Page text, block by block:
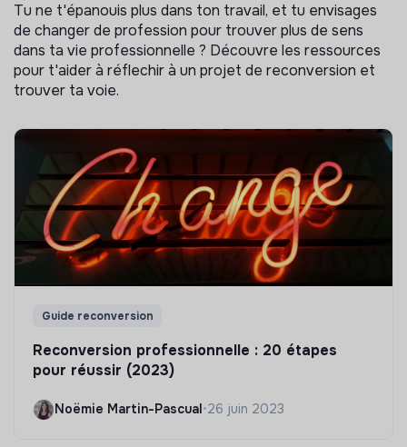
Tu ne t'épanouis plus dans ton travail, et tu envisages
de changer de profession pour trouver plus de sens
dans ta vie professionnelle ? Découvre les ressources
pour t'aider à réflechir à un projet de reconversion et
trouver ta voie.
Guide reconversion
Reconversion professionnelle : 20 étapes
pour réussir (2023)
Noëmie Martin-Pascual•26 juin 2023